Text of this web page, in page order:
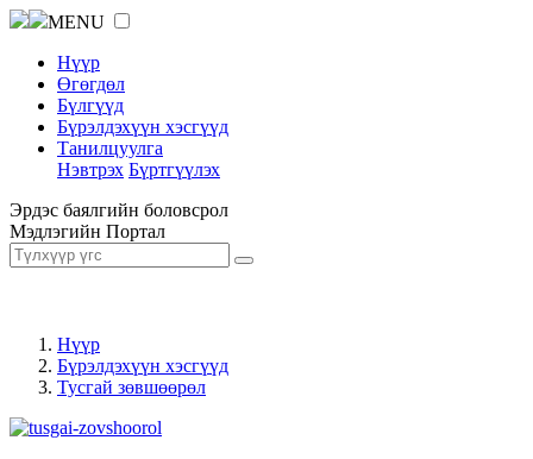
MENU
Нүүр
Өгөгдөл
Бүлгүүд
Бүрэлдэхүүн хэсгүүд
Танилцуулга
Нэвтрэх Бүртгүүлэх
Эрдэс баялгийн боловсрол
Мэдлэгийн Портал
Нүүр
Бүрэлдэхүүн хэсгүүд
Тусгай зөвшөөрөл